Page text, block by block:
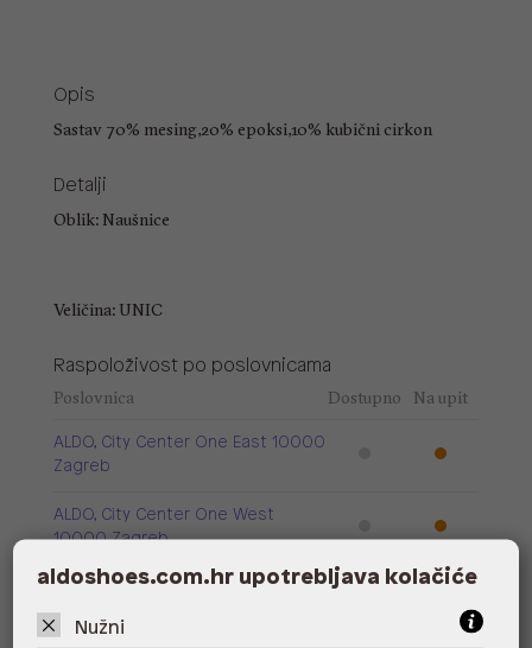
Opis
Sastav 70% mesing,20% epoksi,10% kubični cirkon
Detalji
Oblik: Naušnice
Veličina: UNIC
Raspoloživost po poslovnicama
Poslovnica Dostupno Na upit
ALDO, City Center One East 10000
Zagreb
ALDO, City Center One West
10000 Zagreb
ALDO, Arena Centar 10020 Zagreb
ALDO, Mall of Split Split
aldoshoes.com.hr upotrebljava kolačiće
Nužni